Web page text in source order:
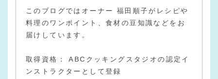
このブログではオーナー 福田順子がレシピや
料理のワンポイント、食材の豆知識などをお
届けしています。
取得資格： ABCクッキングスタジオの認定イ
ンストラクターとして登録